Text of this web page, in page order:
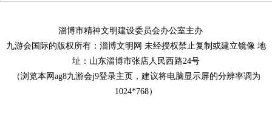
淄博市精神文明建设委员会办公室主办
九游会国际的版权所有：淄博文明网 未经授权禁止复制或建立镜像 地
址：山东淄博市张店人民西路24号
（浏览本网ag8九游会j9登录主页，建议将电脑显示屏的分辨率调为
1024*768）